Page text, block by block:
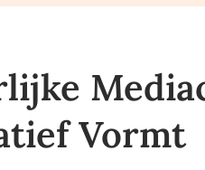
Vormt